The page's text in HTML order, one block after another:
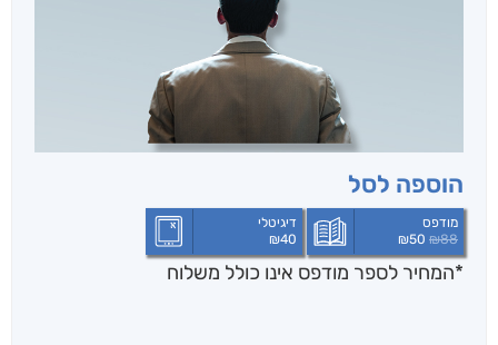
הוספה לסל
מודפס
₪88
₪50
דיגיטלי
₪40
*המחיר לספר מודפס אינו כולל משלוח